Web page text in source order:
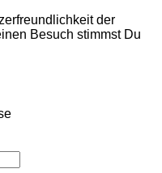
der
Besuch stimmst Du